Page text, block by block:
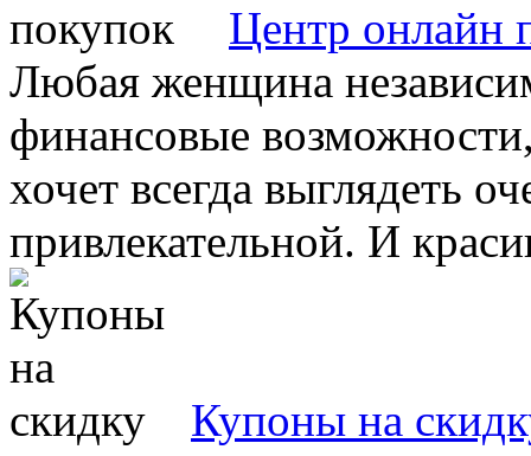
Центр онлайн
Любая женщина
финансовые
хочет всегда выглядеть
привлекательной. И
Купоны на